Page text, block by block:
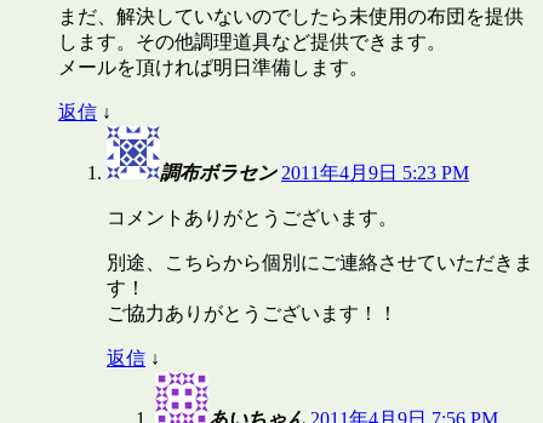
まだ、解決していないのでしたら未使用の布団を提供
します。その他調理道具など提供できます。
メールを頂ければ明日準備します。
返信 ↓
調布ボラセン 2011年4月9日 5:23 PM
コメントありがとうございます。
別途、こちらから個別にご連絡させていただきま
す！
ご協力ありがとうございます！！
返信 ↓